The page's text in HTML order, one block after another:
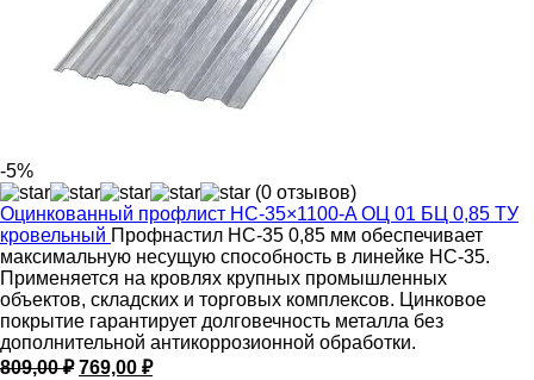
-5%
(0 отзывов)
Оцинкованный профлист НС-35×1100-A ОЦ 01 БЦ 0,85 ТУ
кровельный Профнастил НС-35 0,85 мм обеспечивает
максимальную несущую способность в линейке НС-35.
Применяется на кровлях крупных промышленных
объектов, складских и торговых комплексов. Цинковое
покрытие гарантирует долговечность металла без
дополнительной антикоррозионной обработки.
809,00₽ Первоначальная
769,00 ₽Текущая